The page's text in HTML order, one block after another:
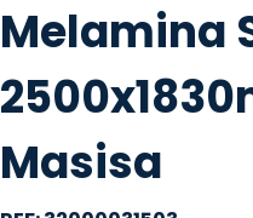
Melamina
Masisa